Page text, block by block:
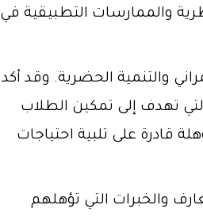
والممارسات التطبيقية في
والتنمية الحضرية. وقد أكد
تهدف إلى تمكين الطلاب
قادرة على تلبية احتياجات
والخبرات التي تؤهلهم